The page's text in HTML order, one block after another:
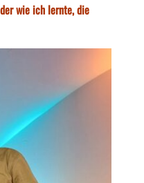
wie ich lernte, die